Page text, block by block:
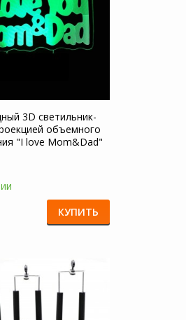
3D светильник-
объемного
"I love Mom&Dad"
КУПИТЬ